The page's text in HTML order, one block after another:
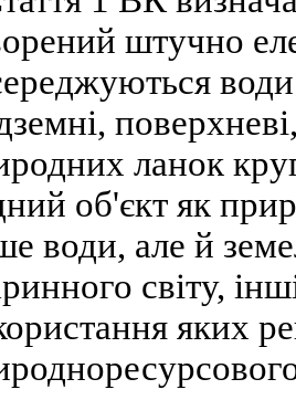
штучно
ланок
об'єкт як
води, але й
світу,
яких